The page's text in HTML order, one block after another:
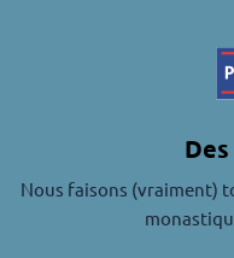
Nous faisons (vraiment)